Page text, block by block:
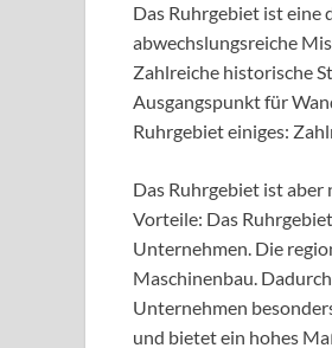
Das Ruhrgebiet ist eine
abwechslungsreiche
Zahlreiche historische
Ausgangspunkt für
Ruhrgebiet einiges:
Das Ruhrgebiet ist
Vorteile: Das
Unternehmen. Die
Maschinenbau.
Unternehmen
und bietet ein hohes